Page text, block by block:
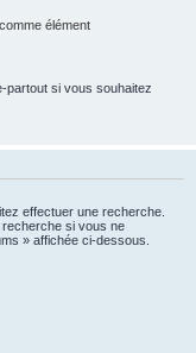
élément
partout si vous souhaitez
effectuer une recherche.
recherche si vous ne
» affichée ci-dessous.